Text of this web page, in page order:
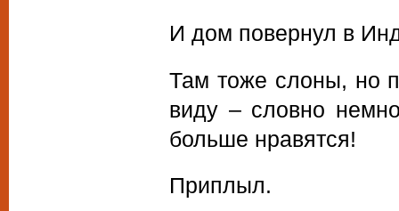
И дом повернул в
Там тоже слоны, но
виду – словно
больше нравятся!
Приплыл.